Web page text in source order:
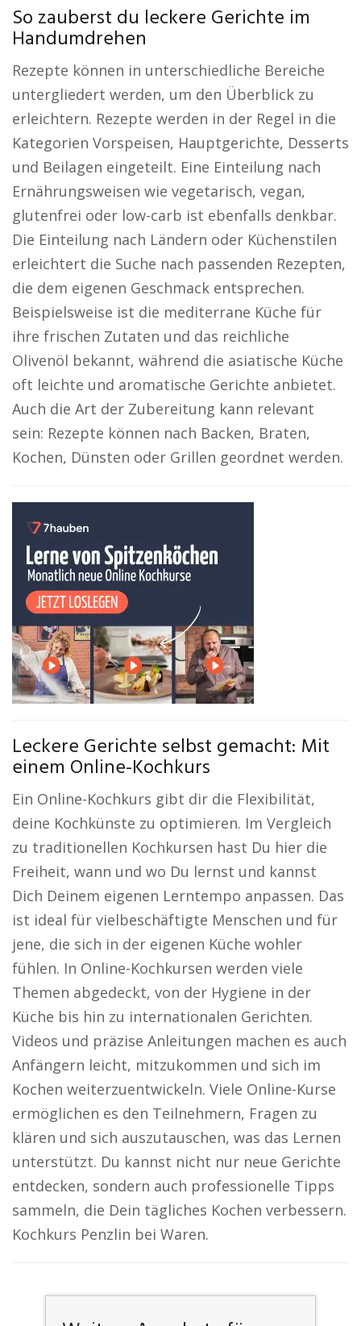
So zauberst du leckere Gerichte im
Handumdrehen
Rezepte können in unterschiedliche Bereiche
untergliedert werden, um den Überblick zu
erleichtern. Rezepte werden in der Regel in die
Kategorien Vorspeisen, Hauptgerichte, Desserts
und Beilagen eingeteilt. Eine Einteilung nach
Ernährungsweisen wie vegetarisch, vegan,
glutenfrei oder low-carb ist ebenfalls denkbar.
Die Einteilung nach Ländern oder Küchenstilen
erleichtert die Suche nach passenden Rezepten,
die dem eigenen Geschmack entsprechen.
Beispielsweise ist die mediterrane Küche für
ihre frischen Zutaten und das reichliche
Olivenöl bekannt, während die asiatische Küche
oft leichte und aromatische Gerichte anbietet.
Auch die Art der Zubereitung kann relevant
sein: Rezepte können nach Backen, Braten,
Kochen, Dünsten oder Grillen geordnet werden.
Leckere Gerichte selbst gemacht: Mit
einem Online-Kochkurs
Ein Online-Kochkurs gibt dir die Flexibilität,
deine Kochkünste zu optimieren. Im Vergleich
zu traditionellen Kochkursen hast Du hier die
Freiheit, wann und wo Du lernst und kannst
Dich Deinem eigenen Lerntempo anpassen. Das
ist ideal für vielbeschäftigte Menschen und für
jene, die sich in der eigenen Küche wohler
fühlen. In Online-Kochkursen werden viele
Themen abgedeckt, von der Hygiene in der
Küche bis hin zu internationalen Gerichten.
Videos und präzise Anleitungen machen es auch
Anfängern leicht, mitzukommen und sich im
Kochen weiterzuentwickeln. Viele Online-Kurse
ermöglichen es den Teilnehmern, Fragen zu
klären und sich auszutauschen, was das Lernen
unterstützt. Du kannst nicht nur neue Gerichte
entdecken, sondern auch professionelle Tipps
sammeln, die Dein tägliches Kochen verbessern.
Kochkurs Penzlin bei Waren.